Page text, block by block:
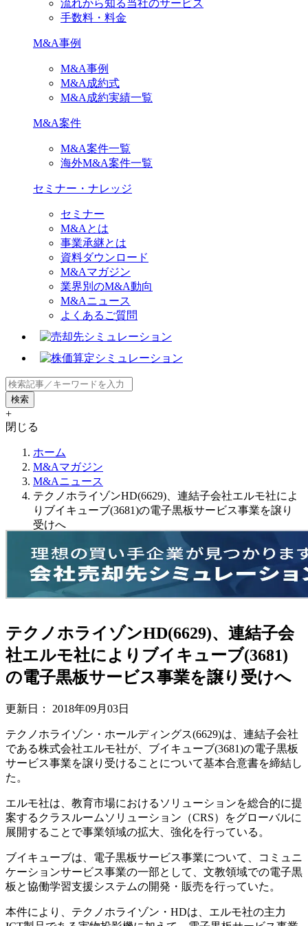
流れから知る当社のサービス
手数料・料金
M&A事例
M&A事例
M&A成約式
M&A成約実績一覧
M&A案件
M&A案件一覧
海外M&A案件一覧
セミナー・ナレッジ
セミナー
M&Aとは
事業承継とは
資料ダウンロード
M&Aマガジン
業界別のM&A動向
M&Aニュース
よくあるご質問
+
閉じる
ホーム
M&Aマガジン
M&Aニュース
テクノホライゾンHD(6629)、連結子会社エルモ社によ
りブイキューブ(3681)の電子黒板サービス事業を譲り
受けへ
テクノホライゾンHD(6629)、連結子会
社エルモ社によりブイキューブ(3681)
の電子黒板サービス事業を譲り受けへ
更新日： 2018年09月03日
テクノホライゾン・ホールディングス(6629)は、連結子会社
である株式会社エルモ社が、ブイキューブ(3681)の電子黒板
サービス事業を譲り受けることについて基本合意書を締結し
た。
エルモ社は、教育市場におけるソリューションを総合的に提
案するクラスルームソリューション（CRS）をグローバルに
展開することで事業領域の拡大、強化を行っている。
ブイキューブは、電子黒板サービス事業について、コミュニ
ケーションサービス事業の一部として、文教領域での電子黒
板と協働学習支援システムの開発・販売を行っていた。
本件により、テクノホライゾン・HDは、エルモ社の主力